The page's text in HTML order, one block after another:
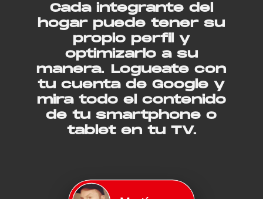
Cada integrante del
hogar puede tener su
propio perfil y
optimizarlo a su
manera. Logueate con
tu cuenta de Google y
mira todo el contenido
de tu smartphone o
tablet en tu TV.